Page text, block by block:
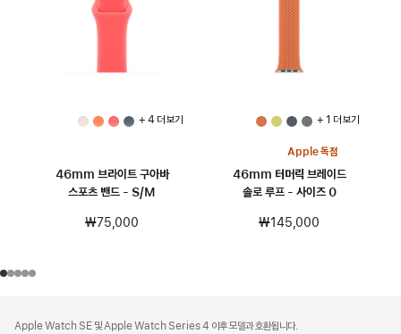
+ 4 더 보기
46mm 브라이트 구아바
스포츠 밴드 - S/M
₩75,000
+ 1 더 보기
Apple 독점
46mm 터머릭 브레이드
솔로 루프 - 사이즈 0
₩145,000
Apple Watch SE 및 Apple Watch Series 4 이후 모델과 호환됩니다.